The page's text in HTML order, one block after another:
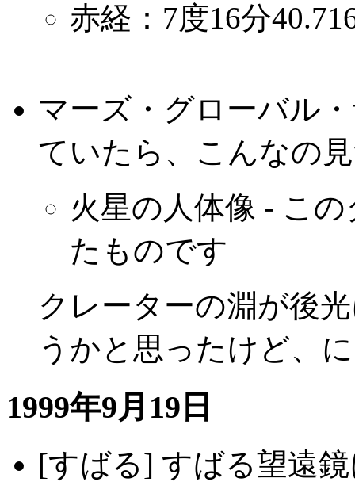
赤経：7度16分
マーズ・グローバル
ていたら、こんなの
火星の人体像 - こ
たものです
クレーターの淵が後
うかと思ったけど、
1999年9月19日
[すばる] すばる望遠